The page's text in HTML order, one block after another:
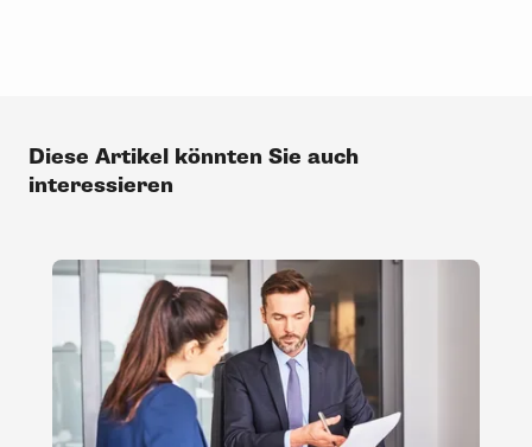
Diese Artikel könnten Sie auch
interessieren